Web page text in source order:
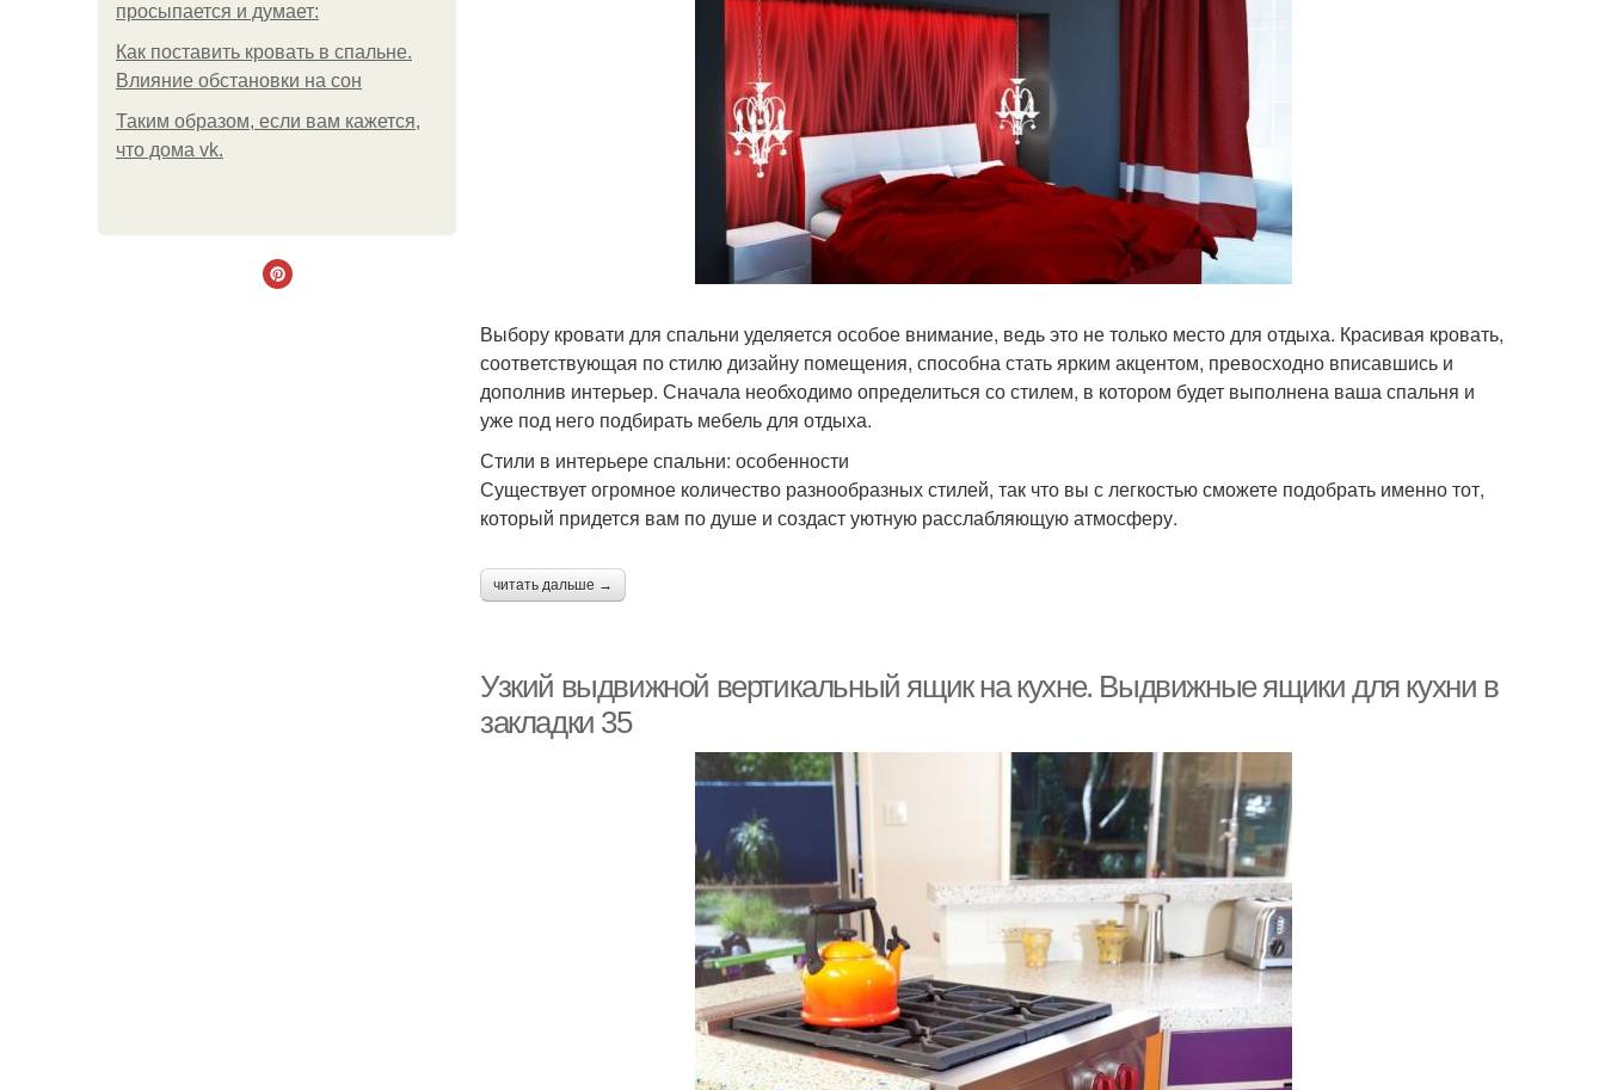
просыпается и думает:
Как поставить кровать в спальне.
Влияние обстановки на сон
Таким образом, если вам кажется,
что дома vk.
Выбору кровати для спальни уделяется особое внимание, ведь это не только место для отдыха. Красивая кровать,
соответствующая по стилю дизайну помещения, способна стать ярким акцентом, превосходно вписавшись и
дополнив интерьер. Сначала необходимо определиться со стилем, в котором будет выполнена ваша спальня и
уже под него подбирать мебель для отдыха.
Стили в интерьере спальни: особенности
Существует огромное количество разнообразных стилей, так что вы с легкостью сможете подобрать именно тот,
который придется вам по душе и создаст уютную расслабляющую атмосферу.
читать дальше →
Узкий выдвижной вертикальный ящик на кухне. Выдвижные ящики для кухни в
закладки 35